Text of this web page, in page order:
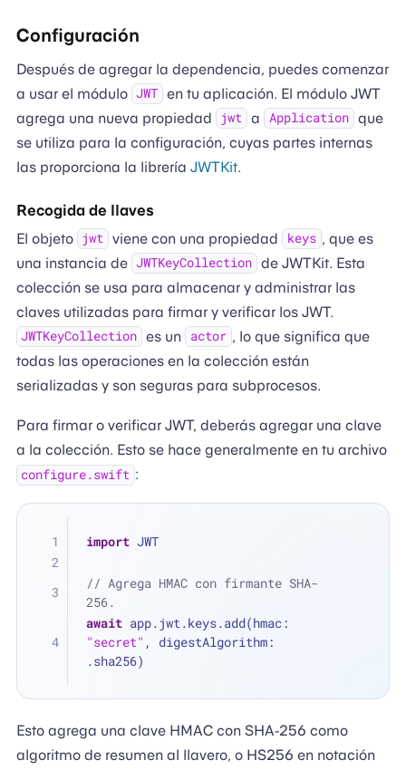
Configuración
Después de agregar la dependencia, puedes comenzar
a usar el módulo JWT en tu aplicación. El módulo JWT
agrega una nueva propiedad
jwt a Application que
se utiliza para la configuración, cuyas partes internas
las proporciona la librería JWTKit.
Recogida de llaves
El objeto jwt viene con una propiedad keys , que es
una instancia de JWTKeyCollection de JWTKit. Esta
colección se usa para almacenar y administrar las
claves utilizadas para firmar y verificar los JWT.
JWTKeyCollection es un actor , lo que significa que
todas las operaciones en la colección están
serializadas y son seguras para subprocesos.
Para firmar o verificar JWT, deberás agregar una clave
a la colección. Esto se hace generalmente en tu archivo
configure.swift :
import JWT
// Agrega HMAC con firmante SHA-
256.
await
"secret" , digestAlgorithm:
.sha256)
Esto agrega una clave HMAC con SHA-256 como
algoritmo de resumen al llavero, o HS256 en notación